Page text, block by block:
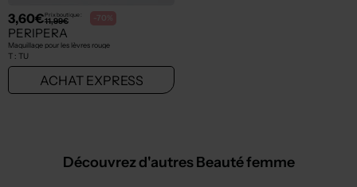
3,60€Prix boutique :
11,99€ -70%
PERIPERA
Maquillage pour les lèvres rouge
T : TU
ACHAT EXPRESS
Découvrez d'autres Beauté femme